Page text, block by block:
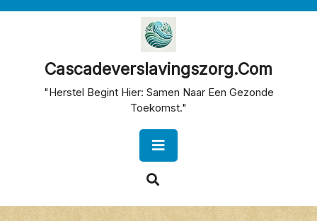
Cascadeverslavingszorg.com
"Herstel Begint Hier: Samen Naar Een Gezonde
Toekomst."
Button